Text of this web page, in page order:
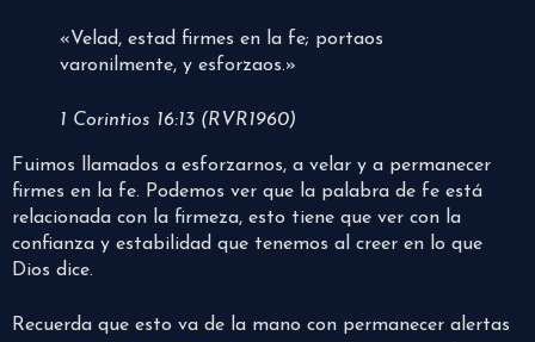
«Velad, estad firmes en la fe; portaos
varonilmente, y esforzaos.»
1 Corintios 16:13 (RVR1960)
Fuimos llamados a esforzarnos, a velar y a permanecer
firmes en la fe. Podemos ver que la palabra de fe está
relacionada con la firmeza, esto tiene que ver con la
confianza y estabilidad que tenemos al creer en lo que
Dios dice.
Recuerda que esto va de la mano con permanecer alertas